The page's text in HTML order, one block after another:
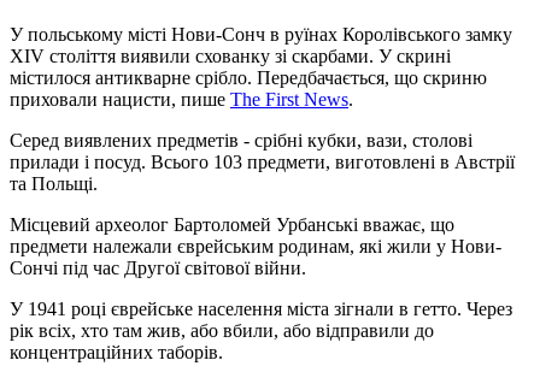
У польському місті Нови-Сонч в руїнах Королівського замку
XIV століття виявили схованку зі скарбами. У скрині
містилося антикварне срібло. Передбачається, що скриню
приховали нацисти, пише The First News.
Серед виявлених предметів - срібні кубки, вази, столові
прилади і посуд. Всього 103 предмети, виготовлені в Австрії
та Польщі.
Місцевий археолог Бартоломей Урбанські вважає, що
предмети належали єврейським родинам, які жили у Нови-
Сончі під час Другої світової війни.
У 1941 році єврейське населення міста зігнали в гетто. Через
рік всіх, хто там жив, або вбили, або відправили до
концентраційних таборів.